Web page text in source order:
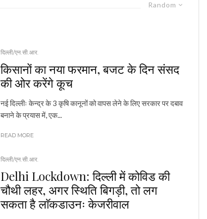
Random
दिल्ली/एन.सी.आर.
किसानों का नया फरमान, बजट के दिन संसद
की ओर करेंगे कूच
नई दिल्लीः केन्द्र के 3 कृषि कानूनों को वापस लेने के लिए सरकार पर दबाव
बनाने के प्रयास में, एक...
READ MORE
दिल्ली/एन.सी.आर.
Delhi Lockdown: दिल्ली में कोविड की
चौथी लहर, अगर स्थिति बिगड़ी, तो लग
सकता है लाॅकडाउनः केजरीवाल